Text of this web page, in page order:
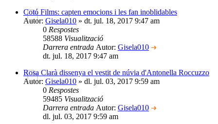
Cotó Films: capten emocions i les fan inoblidables
Autor: Gisela010 » dt. jul. 18, 2017 9:47 am
0 Respostes
58588 Visualització
Darrera entrada Autor: Gisela010
dt. jul. 18, 2017 9:47 am
Rosa Clarà dissenya el vestit de núvia d'Antonella Roccuzzo
Autor: Gisela010 » dl. jul. 03, 2017 9:59 am
0 Respostes
59485 Visualització
Darrera entrada Autor: Gisela010
dl. jul. 03, 2017 9:59 am